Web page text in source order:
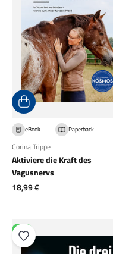
eBook Paperback
Corina Trippe
Aktiviere die Kraft des
Vagusnervs
Angebot
18,99 €
NEU